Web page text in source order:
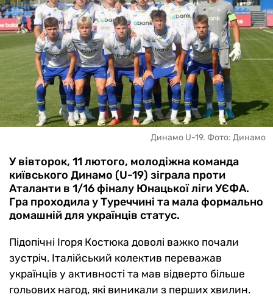
Динамо U-19. Фото: Динамо
У вівторок, 11 лютого, молодіжна команда
київського Динамо (U-19) зіграла проти
Аталанти в 1/16 фіналу Юнацької ліги УЄФА.
Гра проходила у Туреччині та мала формально
домашній для українців статус.
Підопічні Ігоря Костюка доволі важко почали
зустріч. Італійський колектив переважав
українців у активності та мав відверто більше
гольових нагод, які виникали з перших хвилин.